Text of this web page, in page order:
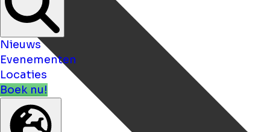
Nieuws
Evenementen
Locaties
Boek nu!